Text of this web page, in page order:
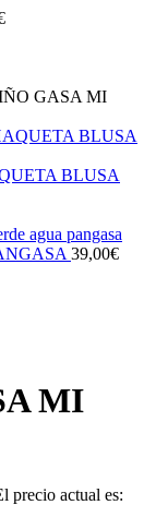
GASA MI
BLUSA
39,00€
MI
precio actual es: